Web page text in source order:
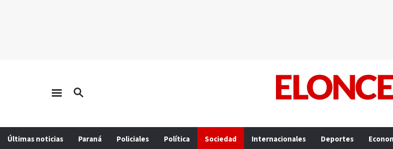
Últimas noticias Paraná Policiales Política Sociedad Internacionales Deportes